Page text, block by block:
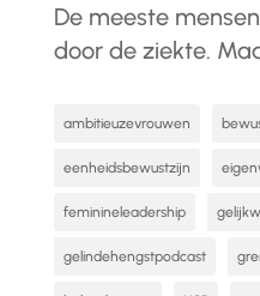
De meeste
door de ziekte.
ambitieuzevrouwen
eenheidsbewustzijn
feminineleadership
gelindehengstpodcast